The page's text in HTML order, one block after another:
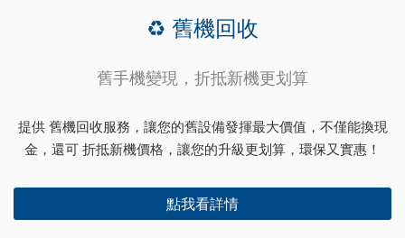
♻️ 舊機回收
舊手機變現，折抵新機更划算
提供 舊機回收服務，讓您的舊設備發揮最大價值，不僅能換現
金，還可 折抵新機價格，讓您的升級更划算，環保又實惠！
點我看詳情